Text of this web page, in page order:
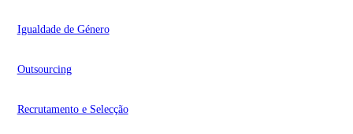
Igualdade de Género
Outsourcing
Recrutamento e Selecção